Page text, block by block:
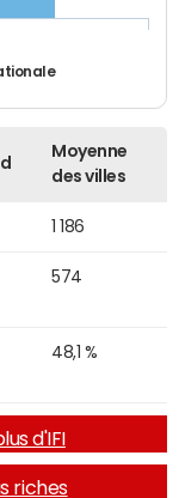
Moyenne
des villes
1 186
574
48,1 %
d'IFI
riches